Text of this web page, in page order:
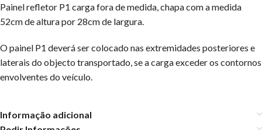
Painel refletor P1 carga fora de medida, chapa com a medida
52cm de altura por 28cm de largura.
O painel P1 deverá ser colocado nas extremidades posteriores e
laterais do objecto transportado, se a carga exceder os contornos
envolventes do veículo.
Informação adicional